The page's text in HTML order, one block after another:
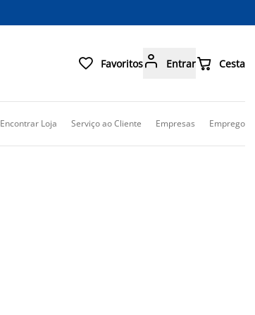
 Favoritos Entrar Cesta
Encontrar Loja Serviço ao Cliente Empresas Emprego